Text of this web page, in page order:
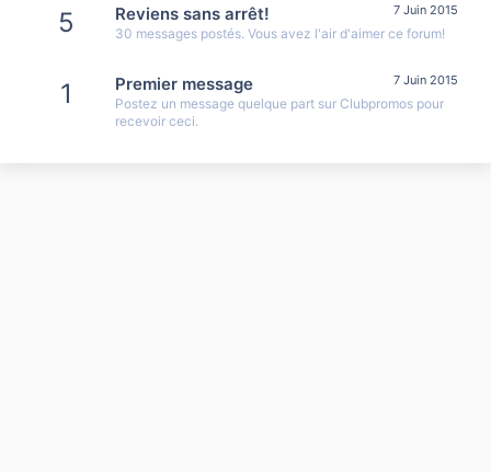
5 7 Juin 2015
Reviens sans arrêt!
30 messages postés. Vous avez l'air d'aimer ce forum!
1 7 Juin 2015
Premier message
Postez un message quelque part sur Clubpromos pour
recevoir ceci.